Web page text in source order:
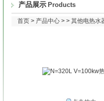
产品展示 Products
首页 > 产品中心 > > 其他电热水